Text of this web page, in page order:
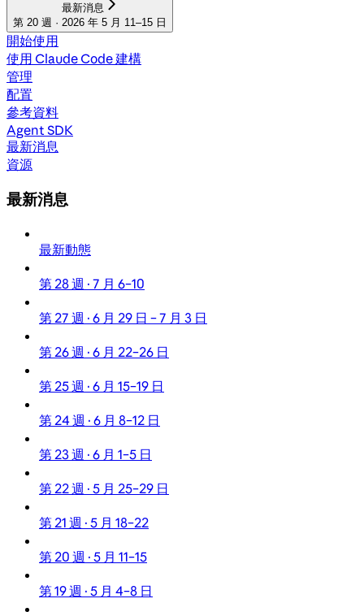
最新消息
第 20 週 · 2026 年 5 月 11–15 日
開始使用
使用 Claude Code 建構
管理
配置
參考資料
Agent SDK
最新消息
資源
最新消息
最新動態
第 28 週 · 7 月 6–10
第 27 週 · 6 月 29 日 – 7 月 3 日
第 26 週 · 6 月 22–26 日
第 25 週 · 6 月 15–19 日
第 24 週 · 6 月 8–12 日
第 23 週 · 6 月 1–5 日
第 22 週 · 5 月 25–29 日
第 21 週 · 5 月 18–22
第 20 週 · 5 月 11–15
第 19 週 · 5 月 4–8 日